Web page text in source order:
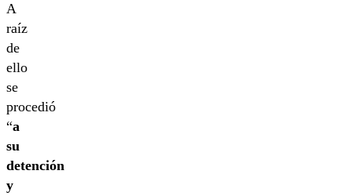
A
raíz
de
ello
se
procedió
“a
su
detención
y